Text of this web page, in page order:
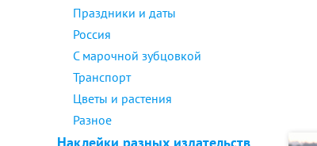
Праздники и даты
Россия
С марочной зубцовкой
Транспорт
Цветы и растения
Разное